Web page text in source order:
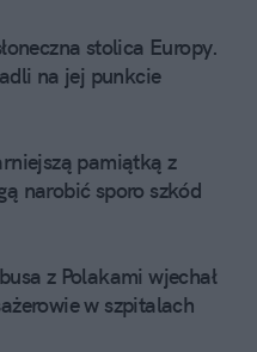
stolica Europy.
na jej punkcie
pamiątką z
narobić sporo szkód
z Polakami wjechał
w szpitalach